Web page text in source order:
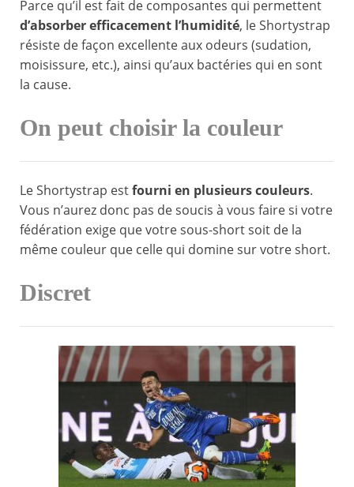
Parce qu’il est fait de composantes qui permettent
d’absorber efficacement l’humidité, le Shortystrap
résiste de façon excellente aux odeurs (sudation,
moisissure, etc.), ainsi qu’aux bactéries qui en sont
la cause.
On peut choisir la couleur
Le Shortystrap estfourni en plusieurs couleurs.
Vous n’aurez donc pas de soucis à vous faire si votre
fédération exige que votre sous-short soit de la
même couleur que celle qui domine sur votre short.
Discret